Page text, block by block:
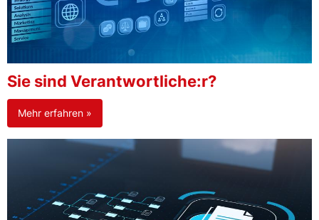
Sie sind Verantwortliche:r?
Mehr erfahren »